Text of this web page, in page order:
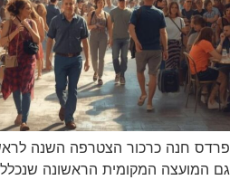
פרדס חנה כרכור הצטרפה השנה
גם המועצה המקומית הראשונה